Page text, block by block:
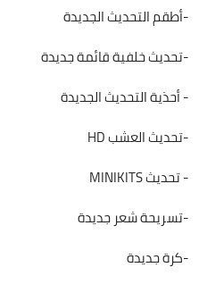
-أطقم التحديث الجديدة
-تحديث خلفية قائمة جديدة
- أحذية التحديث الجديدة
-تحديث العشب HD
- تحديث MINIKITS
-تسريحة شعر جديدة
-كرة جديدة